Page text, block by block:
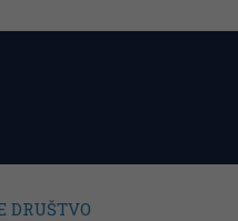
DRUŠTVO